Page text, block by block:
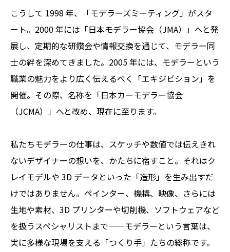
こうして 1998 年、「モデラーズミーティング」がスタ
ート。2000 年には「日本モデラー協会（JMA）」へと発
展し、定期的な研鑽会や情報交換を通じて、モデラー同
士の絆を深めてきました。2005 年には、モデラーという
職業の魅力をより広く伝えるべく「エキジビション」を
開催。その際、名称を「日本カーモデラー協会
（JCMA）」へと改め、現在に至ります。
私たちモデラーの仕事は、スケッチや数値では伝えきれ
ないデザイナーの想いを、かたちに宿すこと。それはク
レイモデルや 3D データといった「造形」を生み出すだ
けではありません。ペインター、機構、映像、さらには
生地や素材、3D プリンターや切削機、ソフトウェアなど
を扱うスペシャリストまで——モデラーという言葉は、
実に多様な現場を支える「つくり手」たちの総称です。